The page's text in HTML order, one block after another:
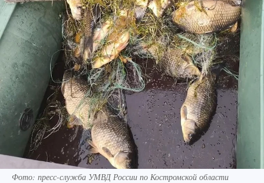
Фото: пресс-служба УМВД России по Костромской области